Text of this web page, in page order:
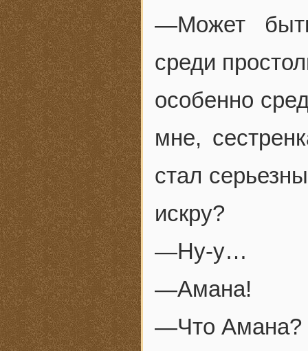
—Может
среди
особенно
мне,
стал
искру?
—Ну-у…
—Амана!
—Что Амана?